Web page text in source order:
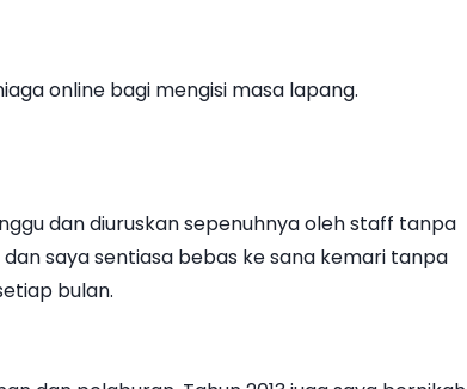
online bagi mengisi masa lapang.
dan diuruskan sepenuhnya oleh staff tanpa
saya sentiasa bebas ke sana kemari tanpa
bulan.